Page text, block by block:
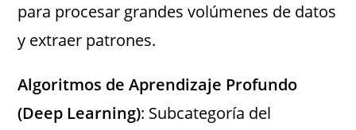
para procesar grandes volúmenes de datos
y extraer patrones.
Algoritmos de Aprendizaje Profundo
(Deep Learning): Subcategoría del